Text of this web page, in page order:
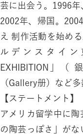
芸に出会う。1996年
2002年、帰国。
え 制作活動を始め
ルデンスタイン
EXHIBITION」（
（Gallery册）など多
【ステートメント】
アメリカ留学中に
の陶芸っぽさ」が